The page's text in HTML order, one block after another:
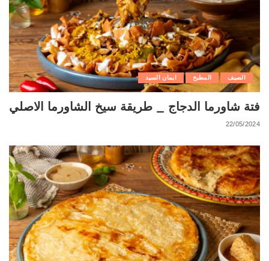
الصيف المطبخ ايمان السيد
فتة شاورما الدجاج _ طريقة سيخ الشاورما الاصلي
22/05/2024